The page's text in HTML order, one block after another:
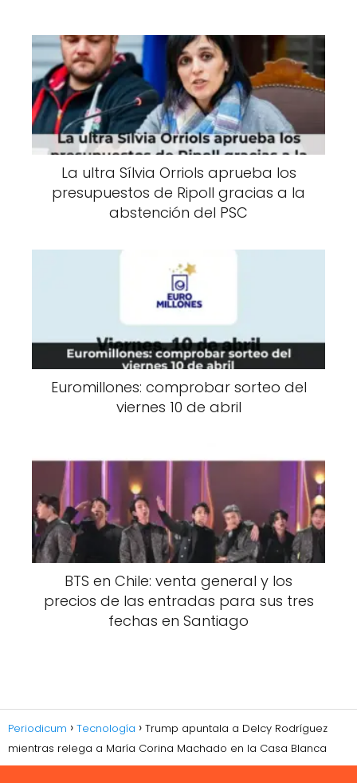
La ultra Sílvia Orriols aprueba los
presupuestos de Ripoll gracias a la
abstención del PSC
Euromillones: comprobar sorteo del
viernes 10 de abril
BTS en Chile: venta general y los
precios de las entradas para sus tres
fechas en Santiago
Periodicum Tecnología
Trump apuntala a Delcy Rodríguez
mientras relega a María Corina Machado en la Casa Blanca